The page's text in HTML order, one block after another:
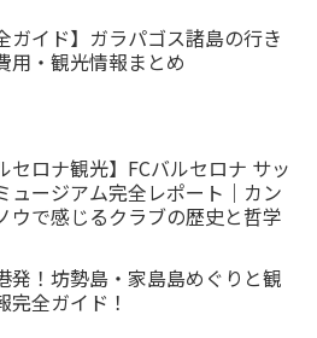
ガイド】ガラパゴス諸島の行き
用・観光情報まとめ
セロナ観光】FCバルセロナ サッ
ュージアム完全レポート｜カン
ウで感じるクラブの歴史と哲学
発！坊勢島・家島島めぐりと観
完全ガイド！